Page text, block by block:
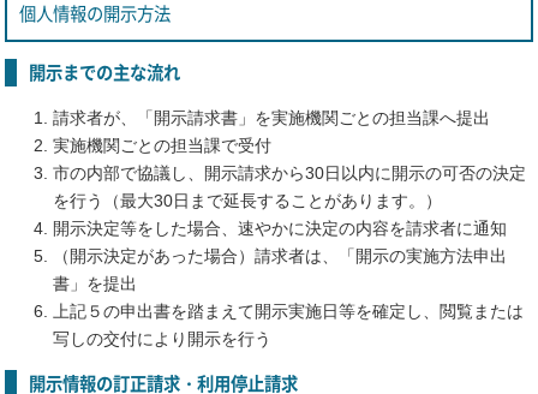
個人情報の開示方法
開示までの主な流れ
請求者が、「開示請求書」を実施機関ごとの担当課へ提出
実施機関ごとの担当課で受付
市の内部で協議し、開示請求から30日以内に開示の可否の決定
を行う（最大30日まで延長することがあります。）
開示決定等をした場合、速やかに決定の内容を請求者に通知
（開示決定があった場合）請求者は、「開示の実施方法申出
書」を提出
上記５の申出書を踏まえて開示実施日等を確定し、閲覧または
写しの交付により開示を行う
開示情報の訂正請求・利用停止請求